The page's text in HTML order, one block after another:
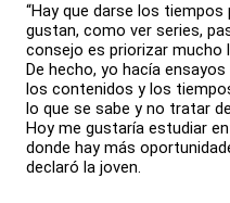
“Hay que darse los
gustan, como ver series,
consejo es priorizar mucho
De hecho, yo hacía
los contenidos y los
lo que se sabe y no tratar
Hoy me gustaría estudiar
donde hay más
declaró la joven.